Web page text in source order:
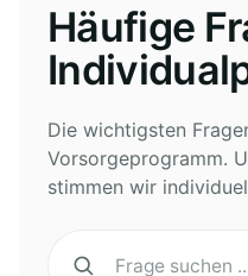
Häufige
Die wichtigsten
Vorsorgeprogramm.
stimmen wir